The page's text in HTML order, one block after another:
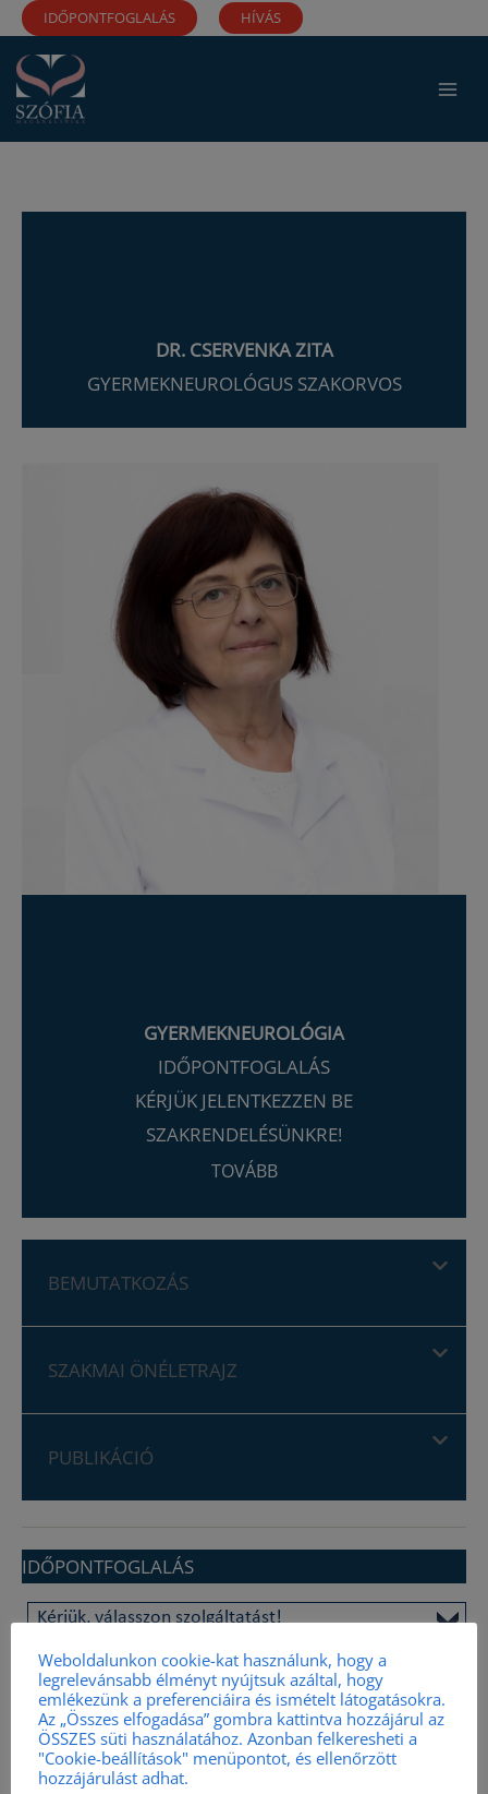
Ugrás
tartalomra
IDŐPONTFOGLALÁS HÍVÁS
DR. CSERVENKA ZITA
GYERMEKNEUROLÓGUS SZAKORVOS
GYERMEKNEUROLÓGIA
IDŐPONTFOGLALÁS
KÉRJÜK JELENTKEZZEN BE
SZAKRENDELÉSÜNKRE!
TOVÁBB
BEMUTATKOZÁS
SZAKMAI ÖNÉLETRAJZ
PUBLIKÁCIÓ
IDŐPONTFOGLALÁS
Weboldalunkon cookie-kat használunk, hogy a
legrelevánsabb élményt nyújtsuk azáltal, hogy
emlékezünk a preferenciáira és ismételt látogatásokra.
Az „Összes elfogadása” gombra kattintva hozzájárul az
ÖSSZES süti használatához. Azonban felkeresheti a
"Cookie-beállítások" menüpontot, és ellenőrzött
hozzájárulást adhat.